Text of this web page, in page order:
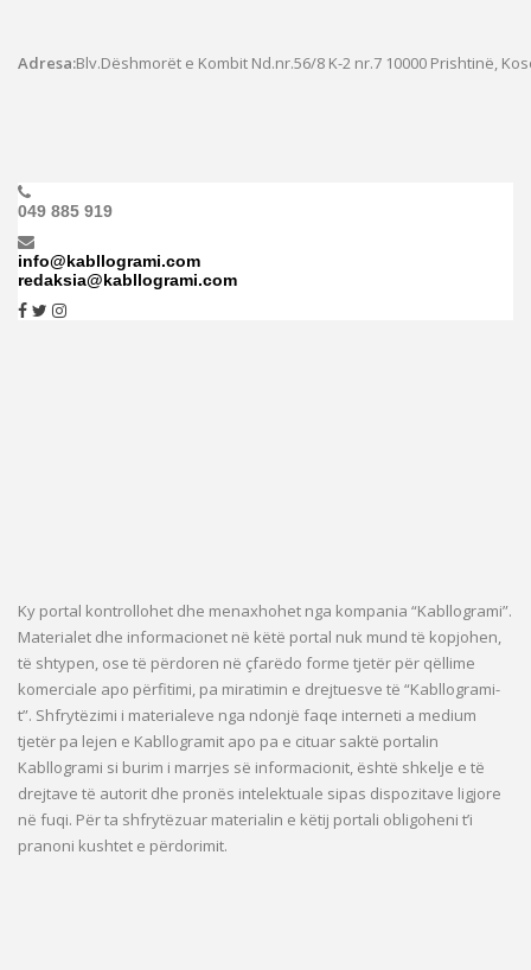
Adresa:Blv.Dëshmorët e Kombit Nd.nr.56/8 K-2 nr.7 10000 Prishtinë,
049 885 919
info@kabllogrami.com
redaksia@kabllogrami.com
Ky portal kontrollohet dhe menaxhohet nga kompania “Kabllogrami”.
Materialet dhe informacionet në këtë portal nuk mund të kopjohen,
të shtypen, ose të përdoren në çfarëdo forme tjetër për qëllime
komerciale apo përfitimi, pa miratimin e drejtuesve të “Kabllogrami-
t”. Shfrytëzimi i materialeve nga ndonjë faqe interneti a medium
tjetër pa lejen e Kabllogramit apo pa e cituar saktë portalin
Kabllogrami si burim i marrjes së informacionit, është shkelje e të
drejtave të autorit dhe pronës intelektuale sipas dispozitave ligjore
në fuqi. Për ta shfrytëzuar materialin e këtij portali obligoheni t’i
pranoni kushtet e përdorimit.